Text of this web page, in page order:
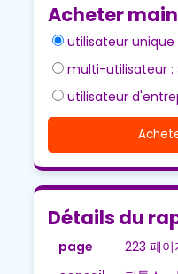
Acheter
utilisateur unique
multi-utilisateur :
utilisateur
Détails du
page
223 페이